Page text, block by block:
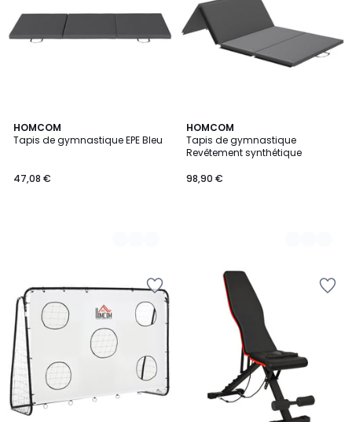
HOMCOM
Tapis de gymnastique EPE Bleu
47,08 €
2
Couleurs
HOMCOM
Tapis de gymnastique
Revêtement synthétique
98,90 €
2
Couleurs